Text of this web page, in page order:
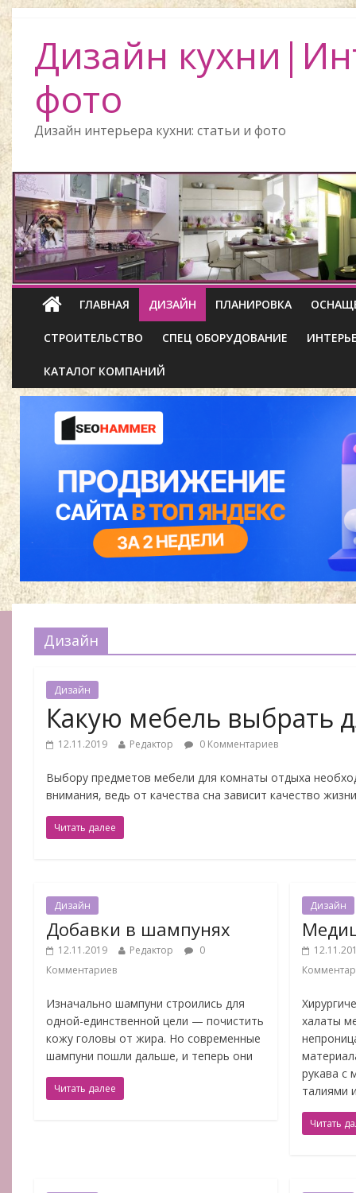
Дизайн
фото
Дизайн интерьера кухни: статьи и фото
ГЛАВНАЯ ДИЗАЙН ПЛАНИРОВКА
СТРОИТЕЛЬСТВО СПЕЦ ОБОРУДОВАНИЕ
КАТАЛОГ КОМПАНИЙ
Дизайн
Дизайн
Какую мебель выбрать
12.11.2019 Редактор 0 Комментариев
Выбору предметов мебели для комнаты отдыха
внимания, ведь от качества сна зависит качество
Читать далее
Дизайн
Добавки в шампунях
12.11.2019 Редактор
0
Комментариев
Изначально шампуни строились для
одной-единственной цели — почистить
кожу головы от жира. Но современные
шампуни пошли дальше, и теперь они
Читать далее
Дизайн
халаты
рукава с
талиями
Читать